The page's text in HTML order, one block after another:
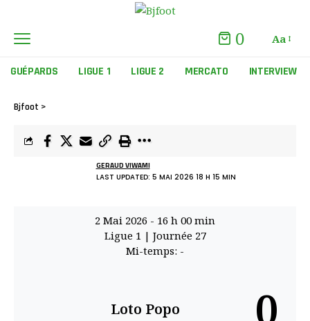
0 Aa
GUÉPARDS LIGUE 1 LIGUE 2 MERCATO INTERVIEW
Bjfoot >
LAST UPDATED: 5 MAI 2026 18 H 15 MIN
GERAUD VIWAMI
2 Mai 2026 - 16 h 00 min
Ligue 1 | Journée 27
Mi-temps: -
Loto Popo 0